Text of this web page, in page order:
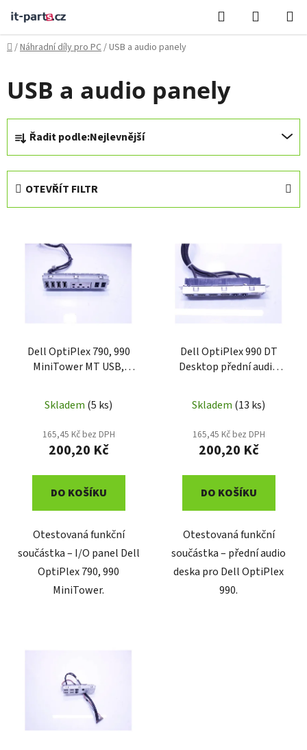
obsah
Hledat
KOŠÍK
Domů
/Náhradní díly pro PC/USB a audio panely
USB a audio panely
Ř
a
z
n
í
Řadit podle:Nejlevnější
OTEVŘÍT FILTR
Dell OptiPlex 790, 990
MiniTower MT USB,
0G3XVD
Skladem (5 ks)
165,45 Kč bez DPH
200,20 Kč
DO KOŠÍKU
Otestovaná funkční
součástka – I/O panel Dell
OptiPlex 790, 990
MiniTower.
Dell OptiPlex 990 DT
Desktop přední audio
Skladem (13 ks)
165,45 Kč bez DPH
200,20 Kč
DO KOŠÍKU
Otestovaná funkční
součástka – přední audio
deska pro Dell OptiPlex
990.